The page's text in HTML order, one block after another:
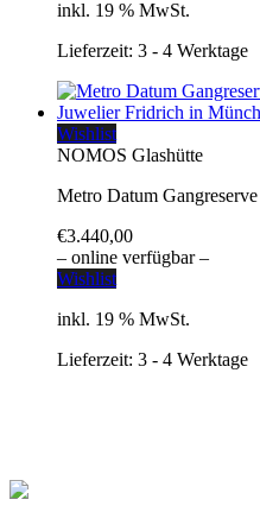
inkl. 19 % MwSt.
Lieferzeit: 3 - 4 Werktage
Wishlist
NOMOS Glashütte
Metro Datum Gangreserve
€3.440,00
– online verfügbar –
Wishlist
inkl. 19 % MwSt.
Lieferzeit: 3 - 4 Werktage